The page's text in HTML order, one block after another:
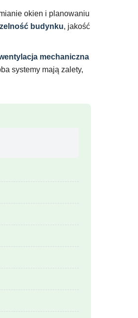
okien i planowaniu
budynku, jakość
mechaniczna
systemy mają zalety,